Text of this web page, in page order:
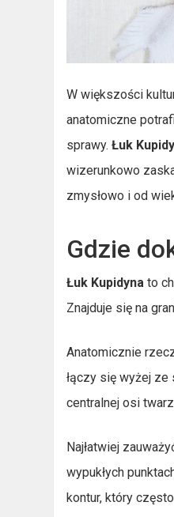
W większości
anatomiczne
sprawy.Łuk
wizerunkowo
zmysłowo i od
Gdzie
Łuk Kupidyna to
Znajduje się na
Anatomicznie
łączy się wyżej ze
centralnej osi
Najłatwiej
wypukłych
kontur, który